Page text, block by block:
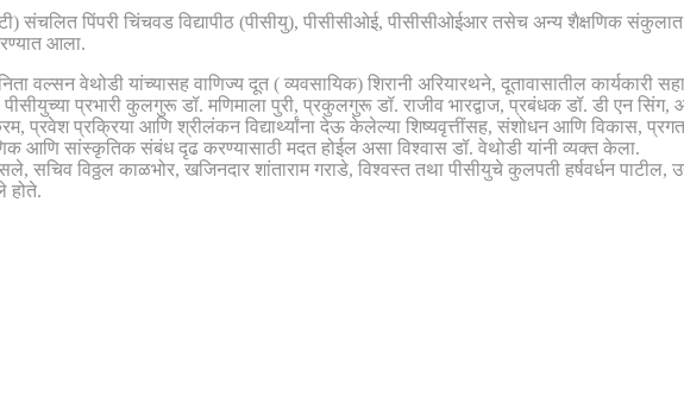
संचलित पिंपरी चिंचवड विद्यापीठ (पीसीयु), पीसीसीओई, पीसीसीओईआर तसेच अन्य शैक्षणिक संकुलात
आला.
वल्सन वेथोडी यांच्यासह वाणिज्य दूत ( व्यवसायिक) शिरानी अरियारथने, दूतावासातील कार्यकारी
प्रभारी कुलगुरू डॉ. मणिमाला पुरी, प्रकुलगुरू डॉ. राजीव भारद्वाज, प्रबंधक डॉ. डी एन सिंग,
प्रवेश प्रक्रिया आणि श्रीलंकन विद्यार्थ्यांना देऊ केलेल्या शिष्यवृत्तींसह, संशोधन आणि विकास,
आणि सांस्कृतिक संबंध दृढ करण्यासाठी मदत होईल असा विश्वास डॉ. वेथोडी यांनी व्यक्त केला.
सचिव विठ्ठल काळभोर, खजिनदार शांताराम गराडे, विश्वस्त तथा पीसीयुचे कुलपती हर्षवर्धन
होते.